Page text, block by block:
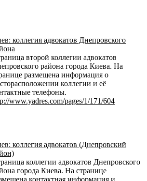
коллегия адвокатов Днепровского
второй коллегии адвокатов
района города Киева. На
размещена информация о
коллегии и её
телефоны.
www.yadres.com/pages/1/171/604
коллегия адвокатов (Днепровский
коллегии адвокатов Днепровского
города Киева. На странице
контактная информация и